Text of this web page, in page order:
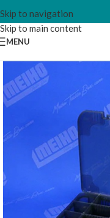
Skip to navigation
Skip to main content
MENU